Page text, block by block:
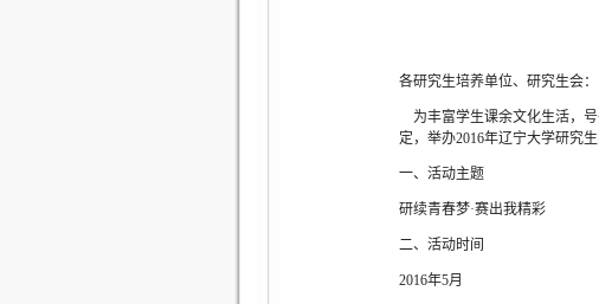
各研究生培养单位、研究生会：
为丰富学生课余文化生活，
定，举办2016年辽宁大学研究
一、活动主题
研续青春梦·赛出我精彩
二、活动时间
2016年5月